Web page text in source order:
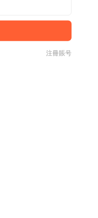
注冊賬号